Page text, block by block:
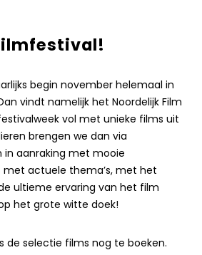
begin november helemaal in
vindt namelijk het Noordelijk Film
vol met unieke films uit
brengen we dan via
in aanraking met mooie
actuele thema’s, met het
ultieme ervaring van het film
het grote witte doek!
de selectie films nog te boeken.